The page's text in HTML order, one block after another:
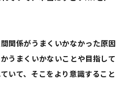
関係がうまくいかなかった原因
うまくいかないことや目指して
いて、そこをより意識すること